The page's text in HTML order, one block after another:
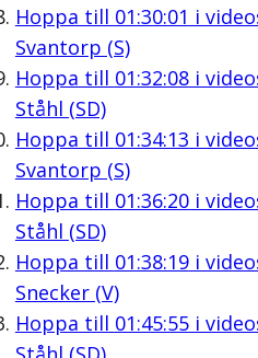
Hoppa till 01:30:01 i
Svantorp (S)
Hoppa till 01:32:08i
Ståhl (SD)
Hoppa till 01:34:13 i
Svantorp (S)
Hoppa till 01:36:20i
Ståhl (SD)
Hoppa till 01:38:19i
Snecker (V)
Hoppa till 01:45:55i